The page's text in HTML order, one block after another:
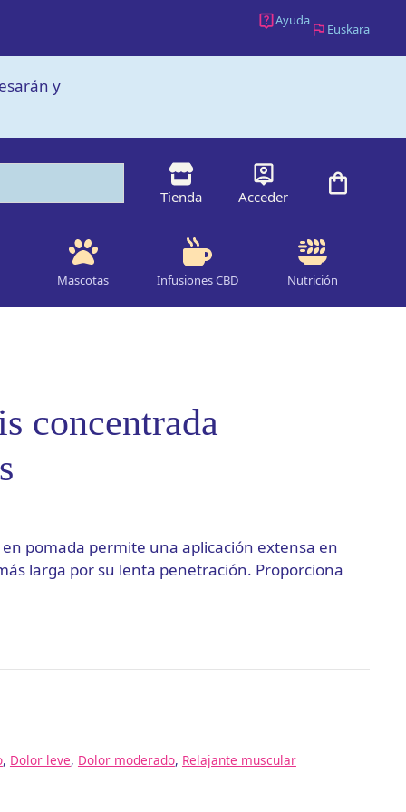
Ayuda
Euskara
y
Acceder
Tienda
Mascotas Infusiones CBD Nutrición
concentrada
pomada permite una aplicación extensa en
larga por su lenta penetración. Proporciona
, Dolor leve, Dolor moderado, Relajante muscular